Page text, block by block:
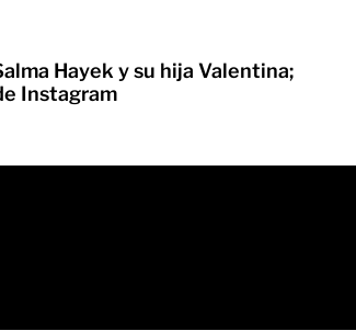
Hayek y su hija Valentina;
Instagram